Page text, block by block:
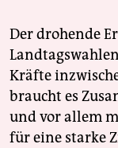
Der drohende
Kräfte
braucht es
und vor allem
für eine starke